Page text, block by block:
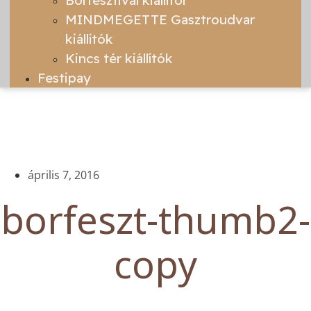
MINDMEGETTE Gasztroudvar
kiállítók
Kincs tér kiállítók
Festipay
április 7, 2016
borfeszt-thumb2-
copy